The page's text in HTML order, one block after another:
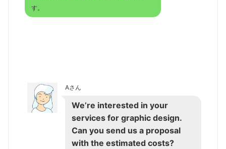
す。
Aさん
We’re interested in your
services for graphic design.
Can you send us a proposal
with the estimated costs?